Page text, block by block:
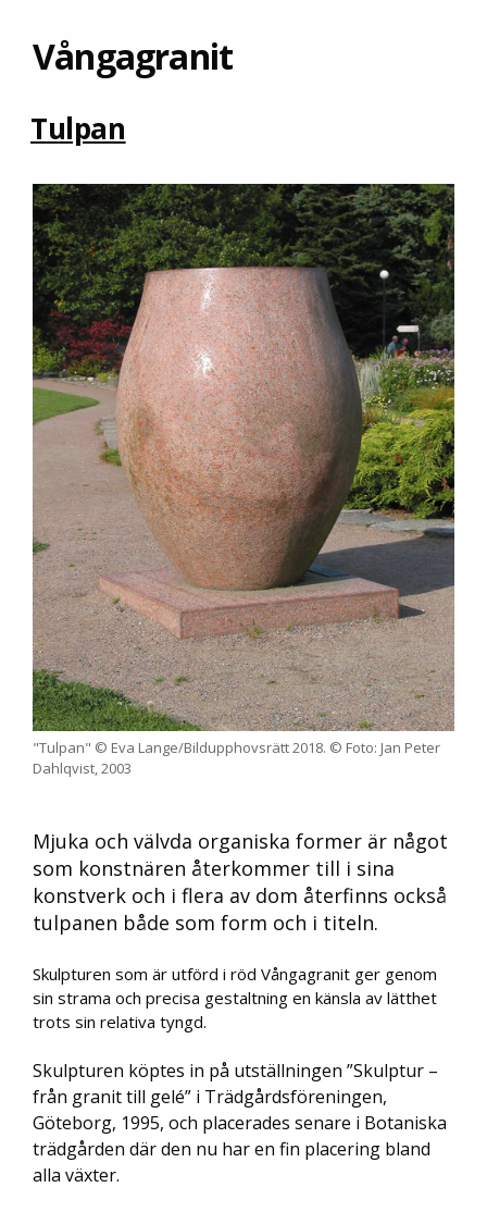
Vångagranit
Tulpan
"Tulpan" © Eva Lange/Bildupphovsrätt 2018. © Foto: Jan Peter
Dahlqvist, 2003
Mjuka och välvda organiska former är något
som konstnären återkommer till i sina
konstverk och i flera av dom återfinns också
tulpanen både som form och i titeln.
Skulpturen som är utförd i röd Vångagranit ger genom
sin strama och precisa gestaltning en känsla av lätthet
trots sin relativa tyngd.
Skulpturen köptes in på utställningen ”Skulptur –
från granit till gelé” i Trädgårdsföreningen,
Göteborg, 1995, och placerades senare i Botaniska
trädgården där den nu har en fin placering bland
alla växter.